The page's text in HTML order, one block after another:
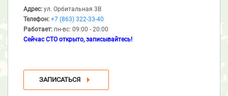
Адрес: ул. Орбитальная 3В
Телефон: +7 (863) 322-33-40
Работает: пн-вс: 09:00 - 20:00
Сейчас СТО открыто, записывайтесь!
ЗАПИСАТЬСЯ